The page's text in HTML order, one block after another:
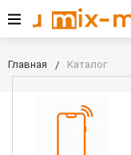
Главная Каталог